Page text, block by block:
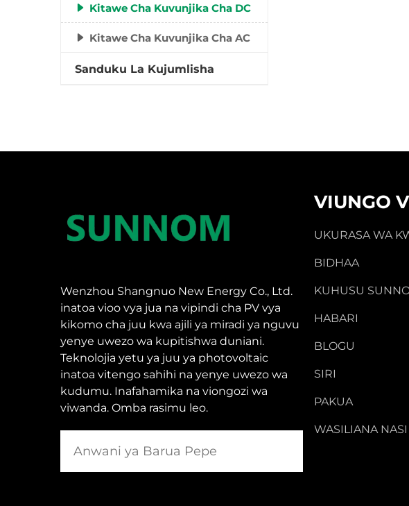
Kitawe Cha Kuvunjika Cha DC
Kitawe Cha Kuvunjika Cha AC
Sanduku La Kujumlisha
Wenzhou Shangnuo New Energy Co., Ltd.
inatoa vioo vya jua na vipindi cha PV vya
kikomo cha juu kwa ajili ya miradi ya nguvu
yenye uwezo wa kupitishwa duniani.
Teknolojia yetu ya juu ya photovoltaic
inatoa vitengo sahihi na yenye uwezo wa
kudumu. Inafahamika na viongozi wa
viwanda. Omba rasimu leo.
VIUNGO
UKURASA WA
BIDHAA
KUHUSU
HABARI
BLOGU
SIRI
PAKUA
WASILIANA NASI